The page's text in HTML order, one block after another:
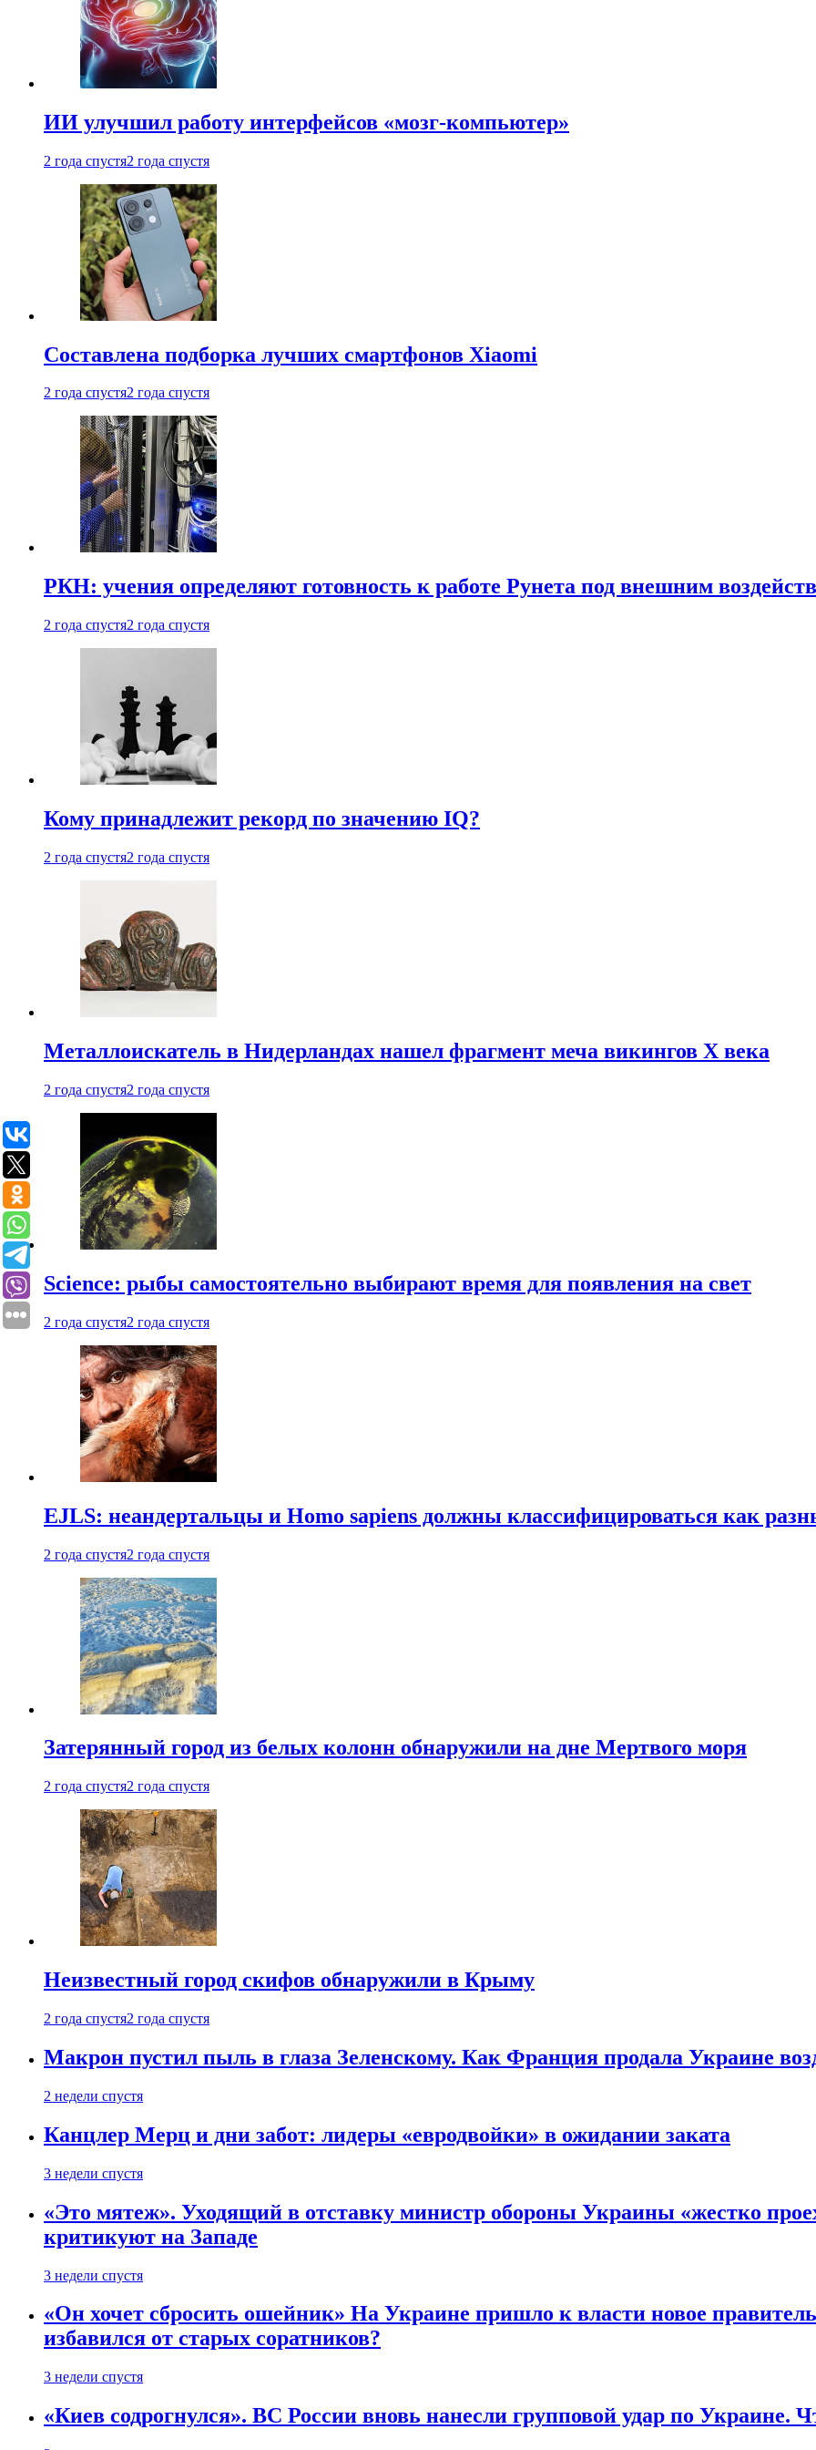
ИИ улучшил работу интерфейсов «мозг-компьютер»
2 года спустя2 года спустя
Составлена подборка лучших смартфонов Xiaomi
2 года спустя2 года спустя
РКН: учения определяют готовность к работе Рунета под внешним
2 года спустя2 года спустя
Кому принадлежит рекорд по значению IQ?
2 года спустя2 года спустя
Металлоискатель в Нидерландах нашел фрагмент меча викингов X века
2 года спустя2 года спустя
Science: рыбы самостоятельно выбирают время для появления на свет
2 года спустя2 года спустя
EJLS: неандертальцы и Homo sapiens должны классифицироваться как
2 года спустя2 года спустя
Затерянный город из белых колонн обнаружили на дне Мертвого моря
2 года спустя2 года спустя
Неизвестный город скифов обнаружили в Крыму
2 года спустя2 года спустя
Макрон пустил пыль в глаза Зеленскому. Как Франция продала Украине
2 недели спустя
Канцлер Мерц и дни забот: лидеры «евродвойки» в ожидании заката
3 недели спустя
«Это мятеж». Уходящий в отставку министр обороны Украины «жестко
критикуют на Западе
3 недели спустя
«Он хочет сбросить ошейник» На Украине пришло к власти новое
избавился от старых соратников?
3 недели спустя
«Киев содрогнулся». ВС России вновь нанесли групповой удар по Украине.